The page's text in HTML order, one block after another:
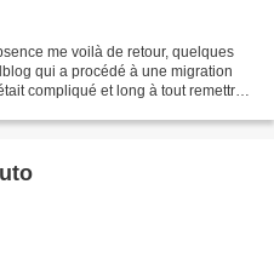
me voilà de retour, quelques
qui a procédé à une migration
compliqué et long à tout remettre